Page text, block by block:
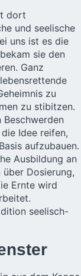
dort
und seelische
uns ist es die
sie den
Ganz
zu
zu stibitzen.
Idee reifen,
aufzubauen.
Ausbildung an
Dosierung,
Ernte wird
seelisch-